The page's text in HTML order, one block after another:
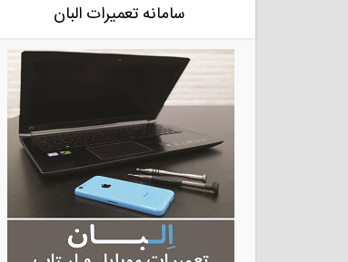
سامانه تعمیرات البان